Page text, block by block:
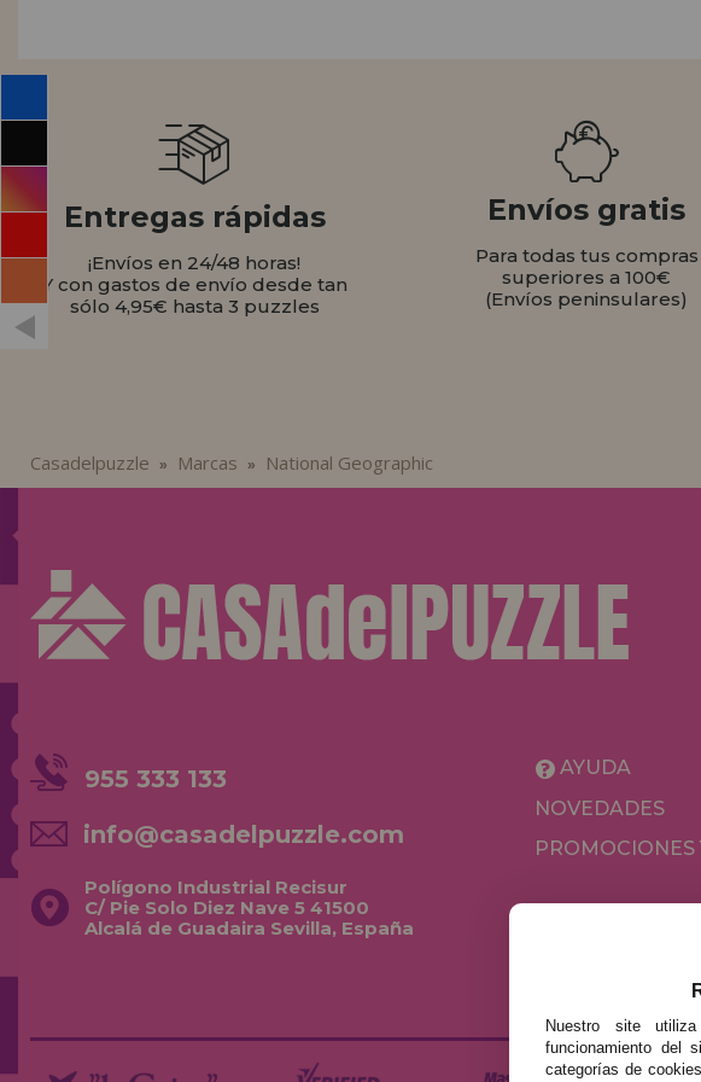
955 333 133
info@casadelpuzzle.com
Entregas rápidas
¡Envíos en 24/48 horas!
Y con gastos de envío desde tan
sólo 4,95€ hasta 3 puzzles
Envíos gratis
Para todas tus compras
superiores a 100€
(Envíos peninsulares)
Casadelpuzzle » Marcas » National Geographic
955 333 133
info@casadelpuzzle.com
Polígono Industrial Recisur
C/ Pie Solo Diez Nave 5 41500
Alcalá de Guadaira Sevilla, España
AYUDA
NOVEDADES
PROMOCIONES
Nuestro site
funcionamiento del
categorías de